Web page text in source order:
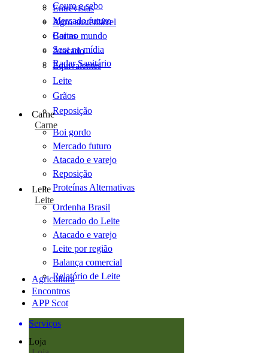
Entrevistas
Agro sustentável
Cartas
Scot na mídia
Radar Sanitário
Couro e sebo
Mercado futuro
Boi no mundo
Atacado
Equivalentes
Leite
Grãos
Reposição
Carne
Carne
Boi gordo
Mercado futuro
Atacado e varejo
Reposição
Proteínas Alternativas
Leite
Leite
Ordenha Brasil
Mercado do Leite
Atacado e varejo
Leite por região
Balança comercial
Relatório de Leite
Agricultura
Encontros
APP Scot
Serviços
Loja